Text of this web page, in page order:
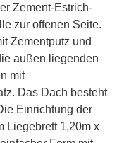
Zement-Estrich-
zur offenen Seite.
Zementputz und
außen liegenden
mit
Das Dach besteht
Einrichtung der
Liegebrett 1,20m x